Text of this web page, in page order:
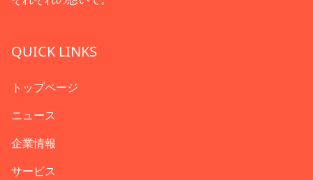
QUICK LINKS
トップページ
ニュース
企業情報
サービス